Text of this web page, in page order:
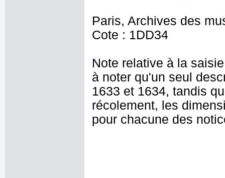
Paris, Archives des
Cote : 1DD34
Note relative à la
à noter qu'un seul
1633 et 1634, tandis
récolement, les
pour chacune des